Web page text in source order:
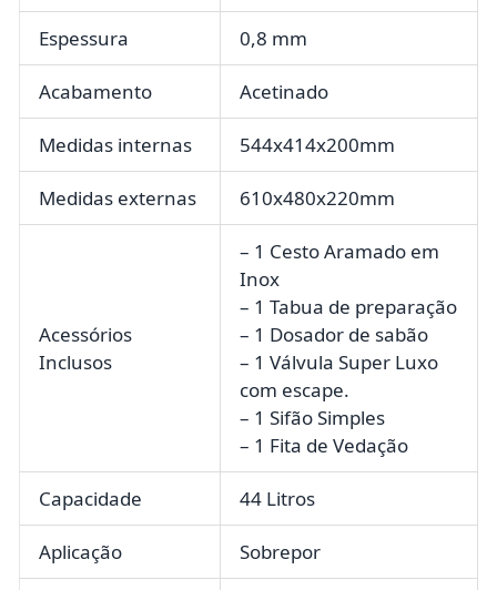
Espessura 0,8 mm
Acabamento Acetinado
Medidas internas 544x414x200mm
Medidas externas 610x480x220mm
Acessórios
Inclusos
– 1 Cesto Aramado em
Inox
– 1 Tabua de preparação
– 1 Dosador de sabão
– 1 Válvula Super Luxo
com escape.
– 1 Sifão Simples
– 1 Fita de Vedação
Capacidade 44 Litros
Aplicação Sobrepor